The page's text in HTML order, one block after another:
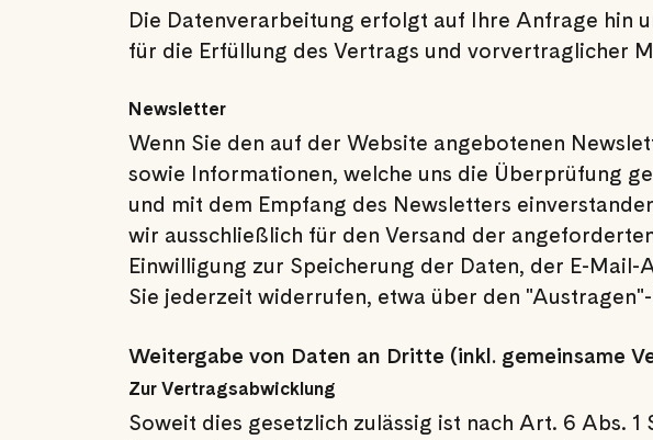
Die Datenverarbeitung erfolgt auf Ihre Anfrage hin
für die Erfüllung des Vertrags und vorvertraglicher
Newsletter
Wenn Sie den auf der Website angebotenen
sowie Informationen, welche uns die Überprüfung
und mit dem Empfang des Newsletters
wir ausschließlich für den Versand der
Einwilligung zur Speicherung der Daten, der E-
Sie jederzeit widerrufen, etwa über den
Weitergabe von Daten an Dritte (inkl. gemeinsame
Zur Vertragsabwicklung
Soweit dies gesetzlich zulässig ist nach Art. 6 Abs.